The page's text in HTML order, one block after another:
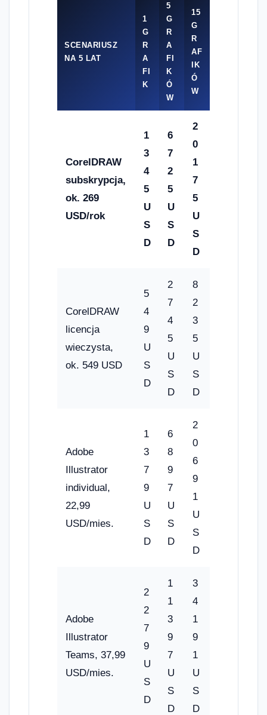
SCENARIUSZ
NA 5 LAT
1
G
R
A
FI
K
5
G
R
A
FI
K
Ó
W
15
G
R
AF
IK
Ó
W
CorelDRAW
subskrypcja,
ok. 269
USD/rok
1
3
4
5
U
S
D
6
7
2
5
U
S
D
2
0
1
7
5
U
S
D
CorelDRAW
licencja
wieczysta,
ok. 549 USD
5
4
9
U
S
D
2
7
4
5
U
S
D
8
2
3
5
U
S
D
Adobe
Illustrator
individual,
22,99
USD/mies.
1
3
7
9
U
S
D
6
8
9
7
U
S
D
2
0
6
9
1
U
S
D
Adobe
Illustrator
Teams, 37,99
USD/mies.
2
2
7
9
U
S
D
1
1
3
9
7
U
S
D
3
4
1
9
1
U
S
D